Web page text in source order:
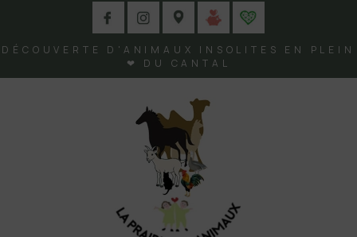
DÉCOUVERTE D'ANIMAUX INSOLITES EN PLEIN
❤ DU CANTAL